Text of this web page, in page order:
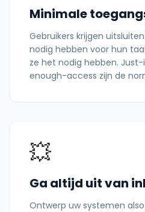
Minimale
Gebruikers krijgen
nodig hebben voor hun
ze het nodig hebben.
enough-access zijn de
💥
Ga altijd uit van
Ontwerp uw systemen